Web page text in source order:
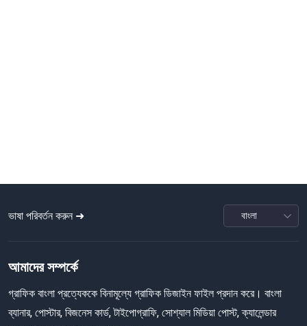
ভাষা পরিবর্তন করুন ➜
আমাদের সম্পর্কে
গ্রাফিক বাংলা প্রত্যেককে বিনামূল্যে গ্রাফিক ডিজাইন ফাইল প্রদান করে। বাংলা
ব্যানার, পোস্টার, বিজনেস কার্ড, টাইপোগ্রাফি, সোশ্যাল মিডিয়া পোস্ট, ক্যালেন্ডার